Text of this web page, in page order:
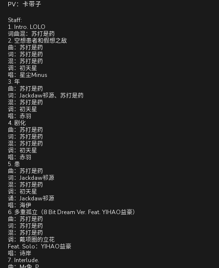
PV：卡带子
Staff:
1. Intro. LOLO
词曲混：苏打是药
2. 空想患者和假想之敌
曲：苏打是药
词：苏打是药
混：苏打是药
调：初天星
唱：星尘Minus
3. 年
曲：苏打是药
词：Jackdaw祁源、苏打是药
混：苏打是药
调：初天星
唱：赤羽
4. 剧化
曲：苏打是药
词：苏打是药
混：苏打是药
调：初天星
唱：赤羽
5. 患
曲：苏打是药
词：Jackdaw祁源
混：苏打是药
调：初天星
诵：Jackdaw祁源
唱：海伊
6. 多重孤立（8 Bit Dream Ver. Feat. YIHAO益豪）
曲：苏打是药
词：苏打是药
混：苏打是药
调：戴项圈的立花
Feat. Solo：YIHAO益豪
唱：诗岸
7. Interlude.